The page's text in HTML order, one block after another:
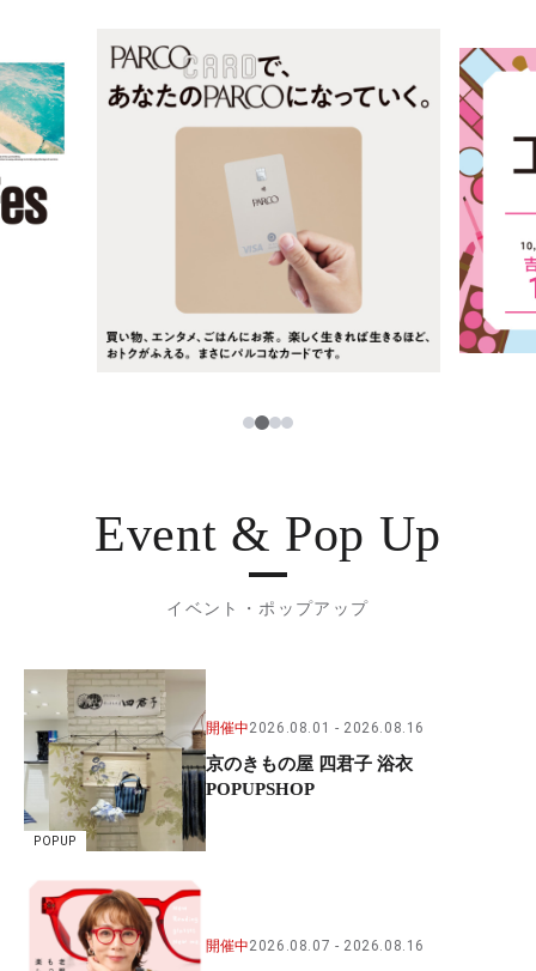
レストラン・カフェ
TAX FREE
PARCOメンバーズ
ภาษาไทย
日本語
123
Event & Pop Up
イベント・ポップアップ
POPUP
開催中2026.08.01 2026.08.16
京のきもの屋 四君子 浴衣
POPUPSHOP
開催中2026.08.07 2026.08.16